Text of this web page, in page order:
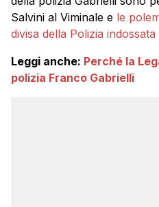
Salvini al Viminale e le
divisa della Polizia
Leggi anche: Perché la
polizia Franco Gabrielli